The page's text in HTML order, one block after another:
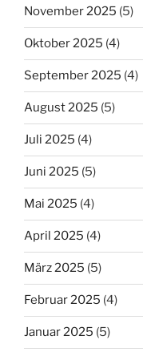
November 2025 (5)
Oktober 2025 (4)
September 2025 (4)
August 2025 (5)
Juli 2025 (4)
Juni 2025 (5)
Mai 2025 (4)
April 2025 (4)
März 2025 (5)
Februar 2025 (4)
Januar 2025 (5)